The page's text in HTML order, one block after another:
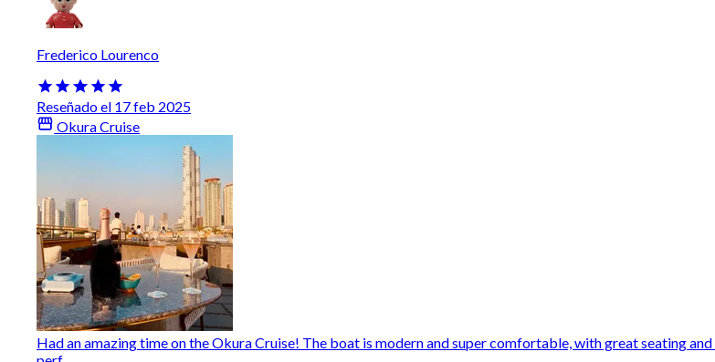
Frederico Lourenco
Reseñado el 17 feb 2025
Okura Cruise
Had an amazing time on the Okura Cruise! The boat is modern and super comfortable, with great seating